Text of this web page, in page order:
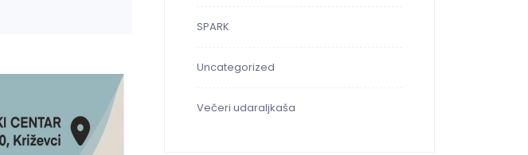
SPARK
Uncategorized
Večeri udaraljkaša